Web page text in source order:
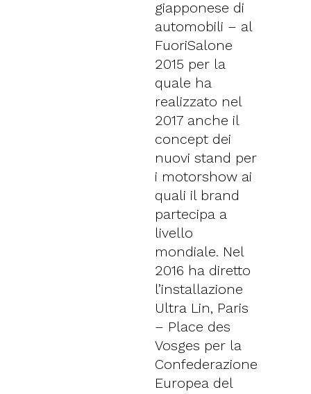
giapponese di
automobili – al
FuoriSalone
2015 per la
quale ha
realizzato nel
2017 anche il
concept dei
nuovi stand per
i motorshow ai
quali il brand
partecipa a
livello
mondiale. Nel
2016 ha diretto
l’installazione
Ultra Lin, Paris
– Place des
Vosges per la
Confederazione
Europea del